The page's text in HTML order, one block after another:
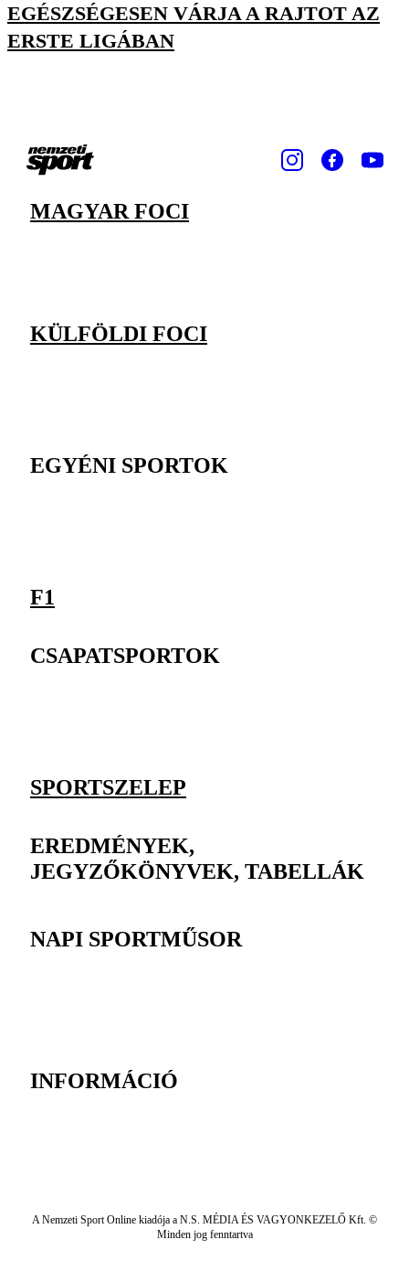
EGÉSZSÉGESEN VÁRJA A RAJTOT AZ
ERSTE LIGÁBAN
MAGYAR FOCI
KÜLFÖLDI FOCI
EGYÉNI SPORTOK
F1
CSAPATSPORTOK
SPORTSZELEP
EREDMÉNYEK,
JEGYZŐKÖNYVEK, TABELLÁK
NAPI SPORTMŰSOR
INFORMÁCIÓ
A Nemzeti Sport Online kiadója a N.S. MÉDIA ÉS VAGYONKEZELŐ Kft. ©
Minden jog fenntartva